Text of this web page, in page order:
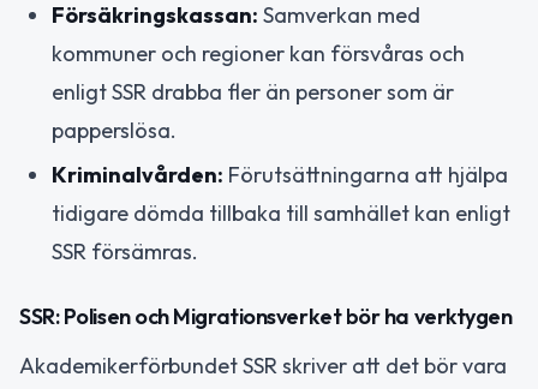
Försäkringskassan: Samverkan med
kommuner och regioner kan försvåras och
enligt SSR drabba fler än personer som är
papperslösa.
Kriminalvården: Förutsättningarna att hjälpa
tidigare dömda tillbaka till samhället kan enligt
SSR försämras.
SSR: Polisen och Migrationsverket bör ha verktygen
Akademikerförbundet SSR skriver att det bör vara